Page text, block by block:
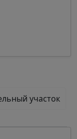
участок